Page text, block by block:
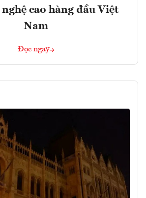
cao hàng đầu Việt
Nam
Đọc ngay